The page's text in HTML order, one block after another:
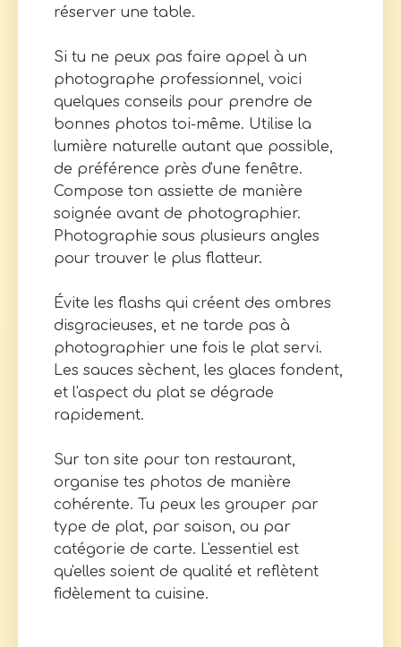
réserver une table.
Si tu ne peux pas faire appel à un
photographe professionnel, voici
quelques conseils pour prendre de
bonnes photos toi-même. Utilise la
lumière naturelle autant que possible,
de préférence près d'une fenêtre.
Compose ton assiette de manière
soignée avant de photographier.
Photographie sous plusieurs angles
pour trouver le plus flatteur.
Évite les flashs qui créent des ombres
disgracieuses, et ne tarde pas à
photographier une fois le plat servi.
Les sauces sèchent, les glaces fondent,
et l'aspect du plat se dégrade
rapidement.
Sur ton site pour ton restaurant,
organise tes photos de manière
cohérente. Tu peux les grouper par
type de plat, par saison, ou par
catégorie de carte. L'essentiel est
qu'elles soient de qualité et reflètent
fidèlement ta cuisine.